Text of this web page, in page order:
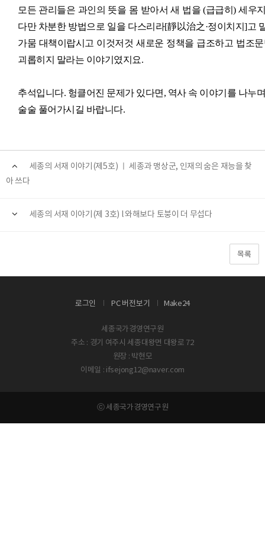
모든 관리들은 과인의 뜻을 몸 받아서 새 법을 (급급히) 세우
다만 차분한 방법으로 일을 다스리라[靜以治之·정이치지]고
가뭄 대책이랍시고 이것저것 새로운 정책을 급조하고 법조
괴롭히지 말라는 이야기였지요.
추석입니다. 헝클어진 문제가 있다면, 역사 속 이야기를 나누
술술 풀어가시길 바랍니다.
세종의 서재 이야기(제5호) ㅣ 세종과 맹상군, 인재의 숨은 재능을 찾
아 쓰다
세종의 서재 이야기(제 3호) l 와해보다 토붕이 더 무섭다
목록
로그인 PC 버전보기 Make24
세종국가경영연구원
주소 : 경기 여주시 세종대왕면 대왕로 72
원장 : 박현모
이메일 : ifsejong12@naver.com
ⓒ 세종국가경영연구원